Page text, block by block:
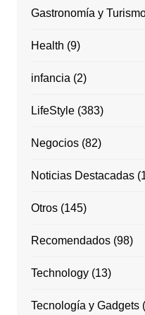
Gastronomía y
Health (9)
infancia (2)
LifeStyle(383)
Negocios(82)
Noticias Destacadas
Otros(145)
Recomendados(98)
Technology(13)
Tecnología y Gadgets